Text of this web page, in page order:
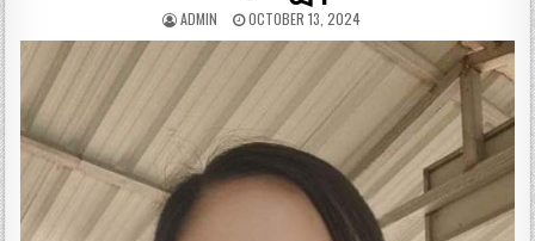
ADMIN OCTOBER 13, 2024